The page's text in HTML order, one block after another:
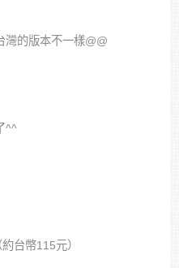
灣的版本不一樣@@
^^
台幣115元）